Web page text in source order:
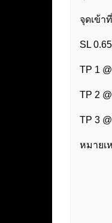
จุดเข้า
SL
TP 1
TP 2
TP 3
หมายเ